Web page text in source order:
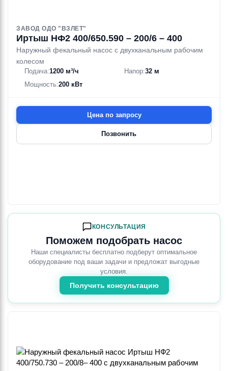
ЗАВОД ОДО "ВЗЛЕТ"
Иртыш НФ2 400/650.590 – 200/6 – 400
Наружный фекальный насос с двухканальным рабочим
колесом
Подача:1200 м³/ч Напор:32 м
Мощность:200 кВт
Цена по запросу
Позвонить
КОНСУЛЬТАЦИЯ
Поможем подобрать насос
Наши специалисты бесплатно подберут оптимальное
оборудование под ваши задачи и предложат выгодные
условия.
Получить консультацию